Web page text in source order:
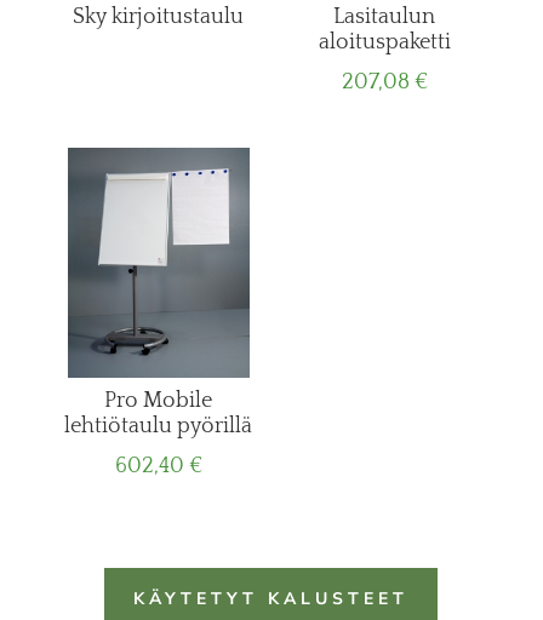
Sky kirjoitustaulu
Lasitaulun
aloituspaketti
207,08 €
Pro Mobile
lehtiötaulu pyörillä
602,40 €
KÄYTETYT KALUSTEET